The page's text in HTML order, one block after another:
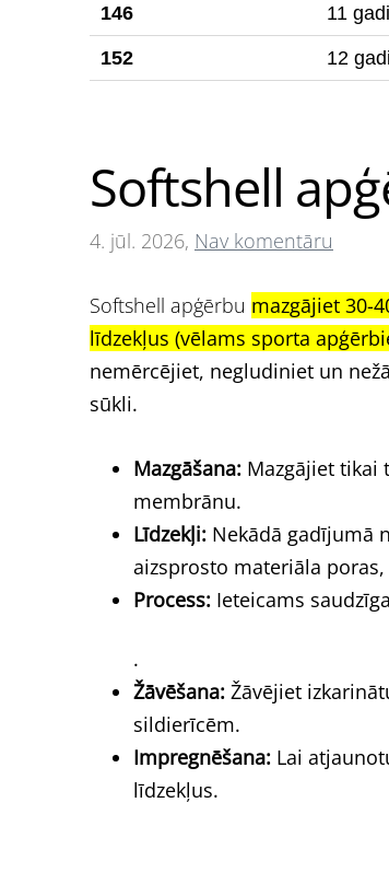
146 11 gadi
152 12 gadi
Softshell
4. jūl. 2026, Nav komentāru
Softshell apģērbu mazgājiet 30-
līdzekļus (vēlams sporta
nemērcējiet, negludiniet un
sūkli.
Mazgāšana: Mazgājiet tikai
membrānu.
Līdzekļi: Nekādā gadījumā
aizsprosto materiāla
Process: Ieteicams
.
Žāvēšana: Žāvējiet
sildierīcēm.
Impregnēšana: Lai
līdzekļus.